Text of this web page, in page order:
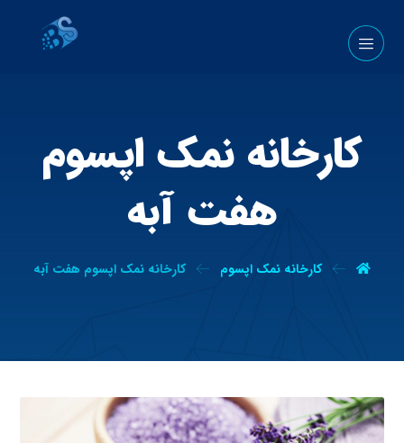
کارخانه نمک اپسوم
هفت آبه
کارخانه نمک اپسوم کارخانه نمک اپسوم هفت آبه